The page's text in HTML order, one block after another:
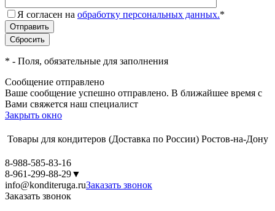
Я согласен на обработку персональных данных.*
* - Поля, обязательные для заполнения
Сообщение отправлено
Ваше сообщение успешно отправлено. В ближайшее время с
Вами свяжется наш специалист
Закрыть окно
Товары для кондитеров (Доставка по России) Ростов-на-Дону
8-988-585-83-16
8-961-299-88-29▼
info@konditeruga.ruЗаказать звонок
Заказать звонок